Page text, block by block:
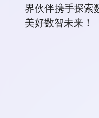
界伙伴携手探索
美好数智未来！